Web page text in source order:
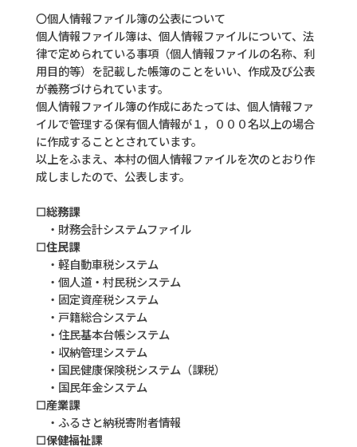
Select Language▼
〇個人情報ファイル簿の公表について
個人情報ファイル簿は、個人情報ファイルについて、法
律で定められている事項（個人情報ファイルの名称、利
用目的等）を記載した帳簿のことをいい、作成及び公表
が義務づけられています。
個人情報ファイル簿の作成にあたっては、個人情報ファ
イルで管理する保有個人情報が１，０００名以上の場合
に作成することとされています。
以上をふまえ、本村の個人情報ファイルを次のとおり作
成しましたので、公表します。
☐総務課
・ 財務会計システムファイル
☐住民課
・ 軽自動車税システム
・ 個人道・村民税システム
・ 固定資産税システム
・ 戸籍総合システム
・ 住民基本台帳システム
・ 収納管理システム
・ 国民健康保険税システム（課税）
・ 国民年金システム
☐産業課
・ ふるさと納税寄附者情報
☐保健福祉課